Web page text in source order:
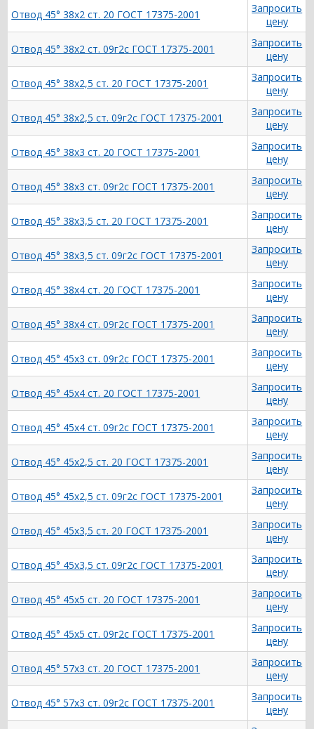
Отвод 45° 38х2 ст. 20 ГОСТ 17375-2001
Запросить
цену
Отвод 45° 38х2 ст. 09г2с ГОСТ 17375-2001
Запросить
цену
Отвод 45° 38х2,5 ст. 20 ГОСТ 17375-2001
Запросить
цену
Отвод 45° 38х2,5 ст. 09г2с ГОСТ 17375-2001
Запросить
цену
Отвод 45° 38х3 ст. 20 ГОСТ 17375-2001
Запросить
цену
Отвод 45° 38х3 ст. 09г2с ГОСТ 17375-2001
Запросить
цену
Отвод 45° 38х3,5 ст. 20 ГОСТ 17375-2001
Запросить
цену
Отвод 45° 38х3,5 ст. 09г2с ГОСТ 17375-2001
Запросить
цену
Отвод 45° 38х4 ст. 20 ГОСТ 17375-2001
Запросить
цену
Отвод 45° 38х4 ст. 09г2с ГОСТ 17375-2001
Запросить
цену
Отвод 45° 45х3 ст. 09г2с ГОСТ 17375-2001
Запросить
цену
Отвод 45° 45х4 ст. 20 ГОСТ 17375-2001
Запросить
цену
Отвод 45° 45х4 ст. 09г2с ГОСТ 17375-2001
Запросить
цену
Отвод 45° 45х2,5 ст. 20 ГОСТ 17375-2001
Запросить
цену
Отвод 45° 45х2,5 ст. 09г2с ГОСТ 17375-2001
Запросить
цену
Отвод 45° 45х3,5 ст. 20 ГОСТ 17375-2001
Запросить
цену
Отвод 45° 45х3,5 ст. 09г2с ГОСТ 17375-2001
Запросить
цену
Отвод 45° 45х5 ст. 20 ГОСТ 17375-2001
Запросить
цену
Отвод 45° 45х5 ст. 09г2с ГОСТ 17375-2001
Запросить
цену
Отвод 45° 57х3 ст. 20 ГОСТ 17375-2001
Запросить
цену
Отвод 45° 57х3 ст. 09г2с ГОСТ 17375-2001
Запросить
цену